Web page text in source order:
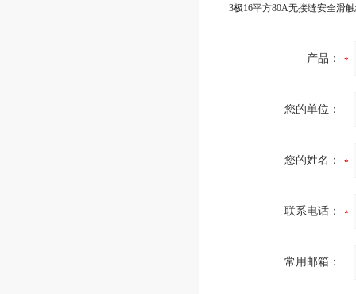
3极16平方80A无接缝安全滑
产品：
您的单位：
您的姓名：
联系电话：
常用邮箱：